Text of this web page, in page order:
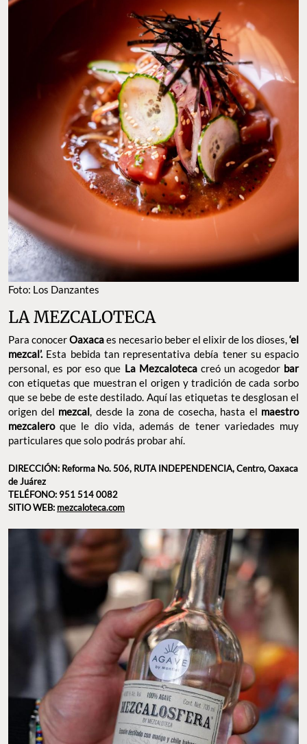
Foto: Los Danzantes
LA MEZCALOTECA
Para conocerOaxacaes necesario beber el elixir de los dioses,‘el
mezcal’. Esta bebida tan representativa debía tener su espacio
personal, es por eso que La Mezcaloteca creó un acogedor bar
con etiquetas que muestran el origen y tradición de cada sorbo
que se bebe de este destilado. Aquí las etiquetas te desglosan el
origen del mezcal, desde la zona de cosecha, hasta el maestro
mezcaleroque le dio vida, además de tener variedades muy
particulares que solo podrás probar ahí.
DIRECCIÓN: Reforma No. 506, RUTA INDEPENDENCIA, Centro, Oaxaca
de Juárez
TELÉFONO: 951 514 0082
SITIO WEB: mezcaloteca.com